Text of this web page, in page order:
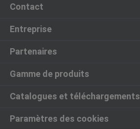
Contact
Entreprise
Partenaires
Gamme de produits
Catalogues et téléchargements
Paramètres des cookies